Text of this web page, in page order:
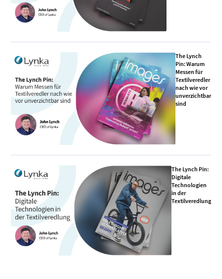
The Lynch
Pin: Warum
Messen für
Textilveredler
nach wie vor
unverzichtbar
sind
The Lynch Pin:
Digitale
Technologien
in der
Textilveredlung